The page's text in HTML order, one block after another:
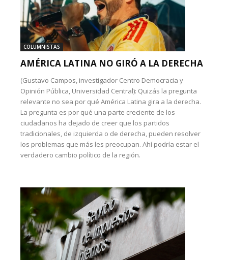
COLUMNISTAS
AMÉRICA LATINA NO GIRÓ A LA DERECHA
(Gustavo Campos, investigador Centro Democracia y
Opinión Pública, Universidad Central): Quizás la pregunta
relevante no sea por qué América Latina gira a la derecha.
La pregunta es por qué una parte creciente de los
ciudadanos ha dejado de creer que los partidos
tradicionales, de izquierda o de derecha, pueden resolver
los problemas que más les preocupan. Ahí podría estar el
verdadero cambio político de la región.